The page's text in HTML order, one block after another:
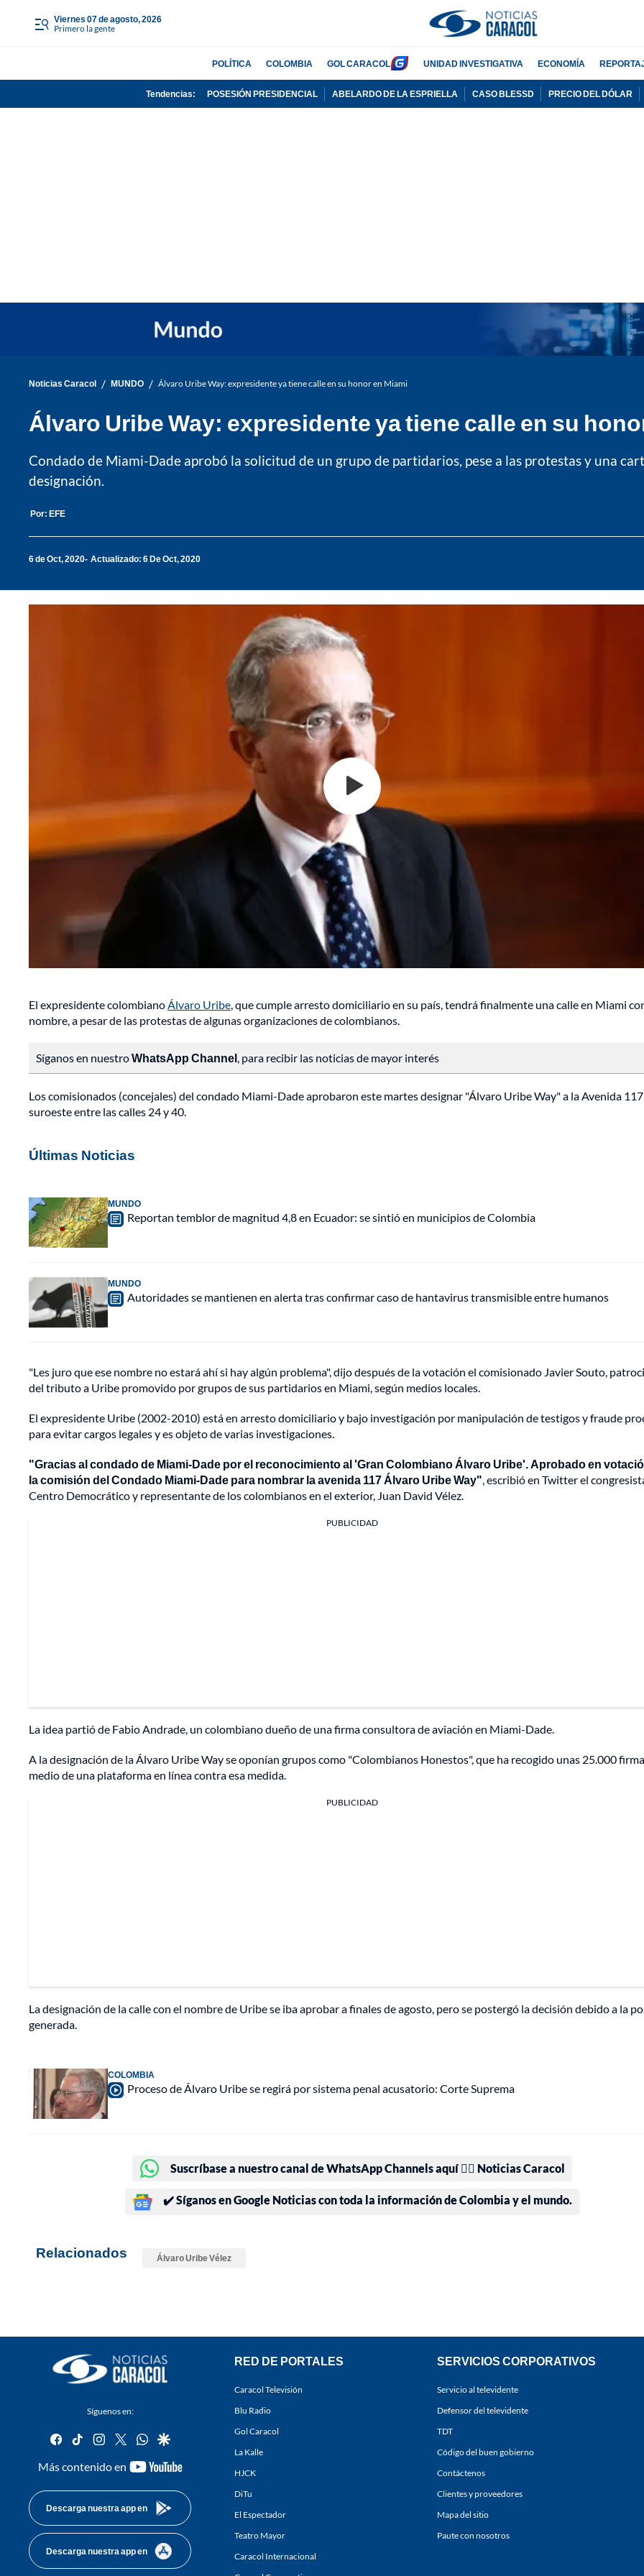
viernes 07 de agosto, 2026
Primero la gente
POLÍTICA COLOMBIA GOL CARACOL UNIDAD INVESTIGATIVA ECONOMÍA
Tendencias: POSESIÓN PRESIDENCIAL ABELARDO DE LA ESPRIELLA CASO BLESSD PRECIO DEL DÓLAR
Noticias Caracol / MUNDO / Álvaro Uribe Way: expresidente ya tiene calle en su honor en Miami
Álvaro Uribe Way: expresidente ya tiene calle en su
Condado de Miami-Dade aprobó la solicitud de un grupo de partidarios, pese a las protestas y una
designación.
Por: EFE
6 de Oct, 2020 Actualizado: 6 De Oct, 2020
El expresidente colombianoÁlvaro Uribe, que cumple arresto domiciliario en su país, tendrá finalmente una calle en Miami
nombre, a pesar de las protestas de algunas organizaciones de colombianos.
Síganos en nuestroWhatsApp Channel, para recibir las noticias de mayor interés
Los comisionados (concejales) del condado Miami-Dade aprobaron este martes designar "Álvaro Uribe Way" a la Avenida
suroeste entre las calles 24 y 40.
Últimas Noticias
MUNDO
Reportan temblor de magnitud 4,8 en Ecuador: se sintió en municipios de Colombia
MUNDO
Autoridades se mantienen en alerta tras confirmar caso de hantavirus transmisible entre humanos
"Les juro que ese nombre no estará ahí si hay algún problema", dijo después de la votación el comisionado Javier Souto,
del tributo a Uribe promovido por grupos de sus partidarios en Miami, según medios locales.
El expresidente Uribe (2002-2010) está en arresto domiciliario y bajo investigación por manipulación de testigos y fraude
para evitar cargos legales y es objeto de varias investigaciones.
"Gracias al condado de Miami-Dade por el reconocimiento al 'Gran Colombiano Álvaro Uribe'. Aprobado en
la comisión del Condado Miami-Dade para nombrar la avenida 117 Álvaro Uribe Way", escribió en Twitter el
Centro Democrático y representante de los colombianos en el exterior, Juan David Vélez.
PUBLICIDAD
La idea partió de Fabio Andrade, un colombiano dueño de una firma consultora de aviación en Miami-Dade.
A la designación de la Álvaro Uribe Way se oponían grupos como "Colombianos Honestos", que ha recogido unas 25.000
medio de una plataforma en línea contra esa medida.
PUBLICIDAD
La designación de la calle con el nombre de Uribe se iba aprobar a finales de agosto, pero se postergó la decisión debido a la
generada.
COLOMBIA
Proceso de Álvaro Uribe se regirá por sistema penal acusatorio: Corte Suprema
Suscríbase a nuestro canal de WhatsApp Channels aquí 👉🏻 Noticias Caracol
✔️ Síganos en Google Noticias con toda la información de Colombia y el mundo.
Relacionados Álvaro Uribe Vélez
Síguenos en:
facebook
tiktok instagram
twitterwhatsapp
google
Más contenido en
youtube-
Descarga nuestra app en
Descarga nuestra app en
RED DE PORTALES
Caracol Televisión
Blu Radio
Gol Caracol
La Kalle
HJCK
DiTu
El Espectador
Teatro Mayor
Caracol Internacional
SERVICIOS CORPORATIVOS
Servicio al televidente
Defensor del televidente
TDT
Código del buen gobierno
Contáctenos
Clientes y proveedores
Mapa del sitio
Paute con nosotros